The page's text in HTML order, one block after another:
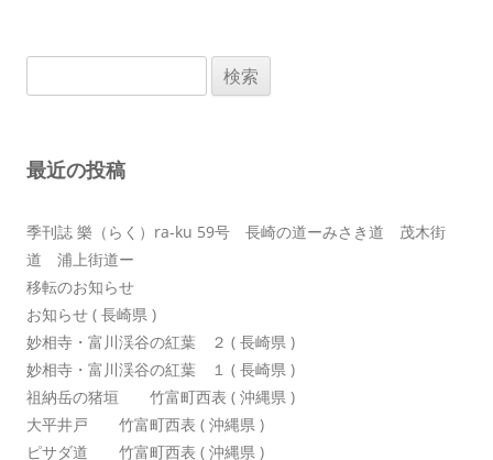
ョ
索:
最近の投稿
季刊誌 樂（らく）ra-ku 59号 長崎の道ーみさき道 茂木街
道 浦上街道ー
移転のお知らせ
お知らせ ( 長崎県 )
妙相寺・富川渓谷の紅葉 ２ ( 長崎県 )
妙相寺・富川渓谷の紅葉 １ ( 長崎県 )
祖納岳の猪垣 竹富町西表 ( 沖縄県 )
大平井戸 竹富町西表 ( 沖縄県 )
ピサダ道 竹富町西表 ( 沖縄県 )